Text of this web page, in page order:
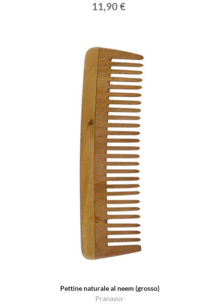
11,90 €
Pettine naturale al neem (grosso)
Pranayur